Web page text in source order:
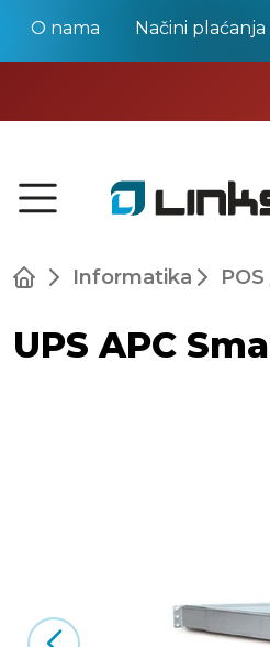
O nama Načini plaćanja
Informatika
UPS APC